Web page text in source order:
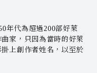
年代為超過200部好萊
家，只因為當時的好萊
上創作者姓名，以至於